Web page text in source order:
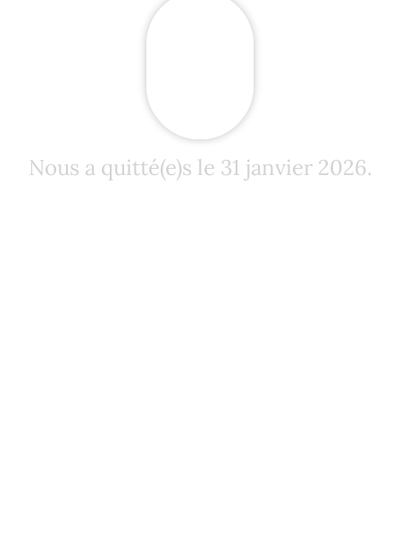
Nous a quitté(e)s le 31 janvier 2026.